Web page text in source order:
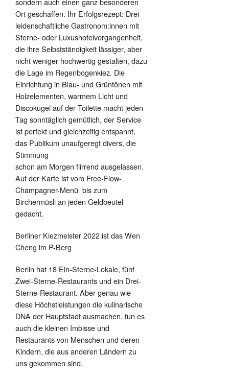
Ort geschaffen. Ihr Erfolgsrezept: Drei
leidenschaftliche Gastronom:innen mit
Sterne- oder Luxushotelvergangenheit,
die ihre Selbstständigkeit lässiger, aber
nicht weniger hochwertig gestalten, dazu
die Lage im Regenbogenkiez. Die
Einrichtung in Blau- und Grüntönen mit
Holzelementen, warmem Licht und
Discokugel auf der Toilette macht jeden
Tag sonntäglich gemütlich, der Service
ist perfekt und gleichzeitig entspannt,
das Publikum unaufgeregt divers, die
Stimmung
schon am Morgen flirrend ausgelassen.
Auf der Karte ist vom Free-Flow-
Champagner-Menü bis zum
Birchermüsli an jeden Geldbeutel
gedacht.
Berliner Kiezmeister 2022 ist das Wen
Cheng im P-Berg
Berlin hat 18 Ein-Sterne-Lokale, fünf
Zwei-Sterne-Restaurants und ein Drei-
Sterne-Restaurant. Aber genau wie
diese Höchstleistungen die kulinarische
DNA der Hauptstadt ausmachen, tun es
auch die kleinen Imbisse und
Restaurants von Menschen und deren
Kindern, die aus anderen Ländern zu
uns gekommen sind.